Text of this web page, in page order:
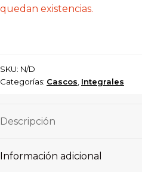
quedan existencias.
SKU: N/D
Categorías: Cascos Integrales
Descripción
Información adicional